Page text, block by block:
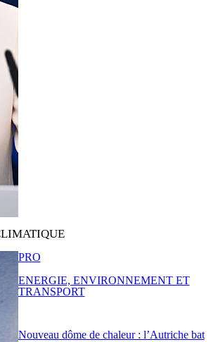
Nouveau dôme de chaleur : l’Autriche bat
PRO
ENERGIE, ENVIRONNEMENT ET
TRANSPORT